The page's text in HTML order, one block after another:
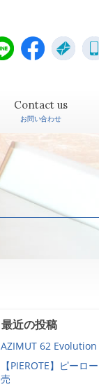
Contact us
お問い合わせ
最近の投稿
AZIMUT 62 Evolution
【PIEROTE】ピーロ
売